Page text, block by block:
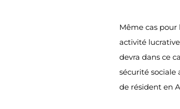
Même cas
activité
devra dans ce
sécurité sociale
de résident en